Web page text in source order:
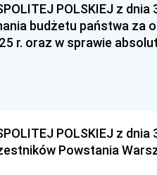
POLSKIEJ z
budżetu państwa za
r. oraz w sprawie
POLSKIEJ z
Powstania